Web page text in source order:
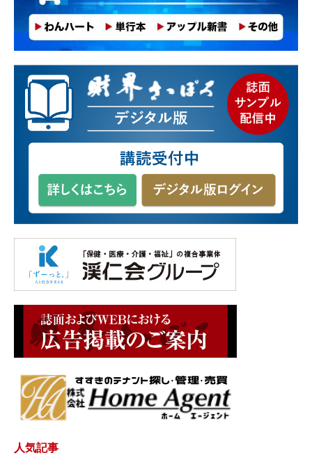
人気記事